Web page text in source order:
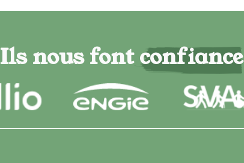
Ils nous font confiance